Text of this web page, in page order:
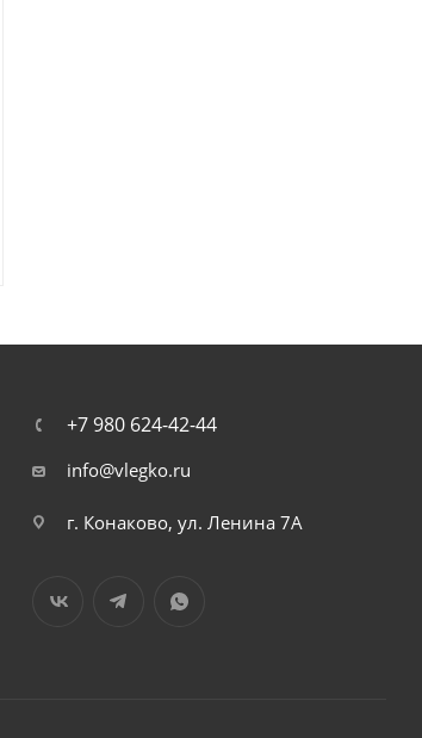
+7 980 624-42-44
info@vlegko.ru
г. Конаково, ул. Ленина 7А